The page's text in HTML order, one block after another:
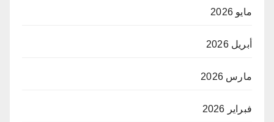
مايو 2026
أبريل 2026
مارس 2026
فبراير 2026